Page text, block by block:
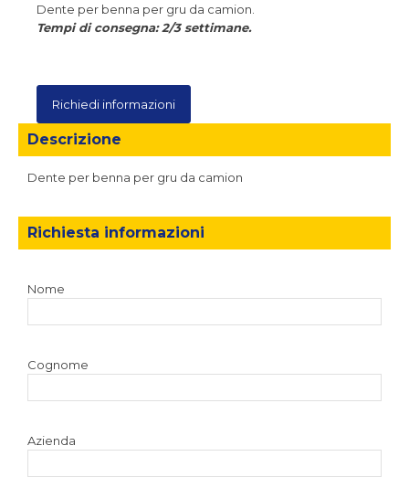
Dente per benna per gru da camion.
Tempi di consegna: 2/3 settimane.
Richiedi informazioni
Descrizione
Dente per benna per gru da camion
Richiesta informazioni
Nome
Cognome
Azienda